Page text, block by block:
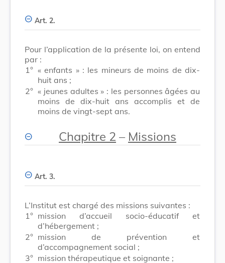
Art. 2.
Pour l’application de la présente loi, on entend
par :
1° « enfants » : les mineurs de moins de dix-
huit ans ;
2° « jeunes adultes » : les personnes âgées au
moins de dix-huit ans accomplis et de
moins de vingt-sept ans.
Chapitre 2 – Missions
Art. 3.
L’Institut est chargé des missions suivantes :
1° mission d’accueil socio-éducatif et
d’hébergement ;
2° mission de prévention et
d’accompagnement social ;
3° mission thérapeutique et soignante ;